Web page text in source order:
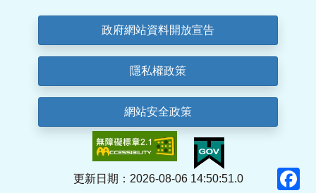
政府網站資料開放宣告
隱私權政策
網站安全政策
更新日期：2026-08-06 14:50:51.0